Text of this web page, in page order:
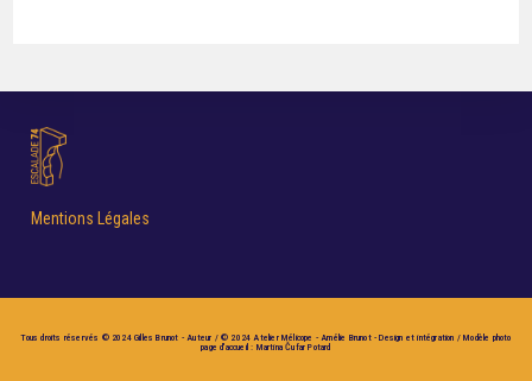
Mentions Légales
Tous droits réservés © 2024 Gilles Brunot - Auteur / © 2024 Atelier Mélicope - Amélie Brunot - Design et intégration / Modèle photo
page d'accueil : Martina Čufar Potard